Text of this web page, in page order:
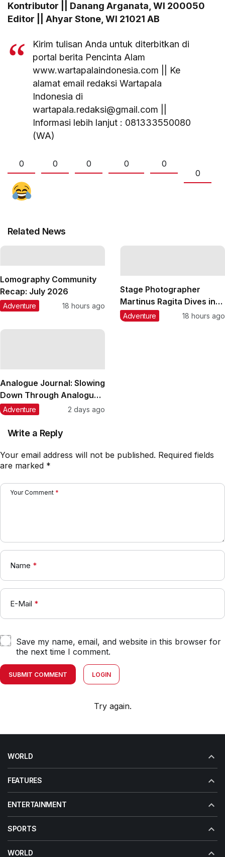
Kontributor || Danang Arganata, WI 200050
Editor || Ahyar Stone, WI 21021 AB
Kirim tulisan Anda untuk diterbitkan di
portal berita Pencinta Alam
www.wartapalaindonesia.com || Ke
alamat email redaksi Wartapala
Indonesia di
wartapala.redaksi@gmail.com ||
Informasi lebih lanjut : 081333550080
(WA)
0 0 0 0
0
0
Related News
Lomography Community
Recap: July 2026
Adventure 18 hours ago
Stage Photographer
Martinus Ragita Dives into
the World of Lomography
Adventure 18 hours ago
Analogue Journal: Slowing
Down Through Analogue
Art with Lin (linnpingg__)
Adventure 2 days ago
Write a Reply
Your email address will not be published. Required fields
are marked *
Your Comment *
Name *
E-Mail *
Save my name, email, and website in this browser for
the next time I comment.
SUBMIT COMMENT LOGIN
Try again.
WORLD
FEATURES
ENTERTAINMENT
SPORTS
WORLD